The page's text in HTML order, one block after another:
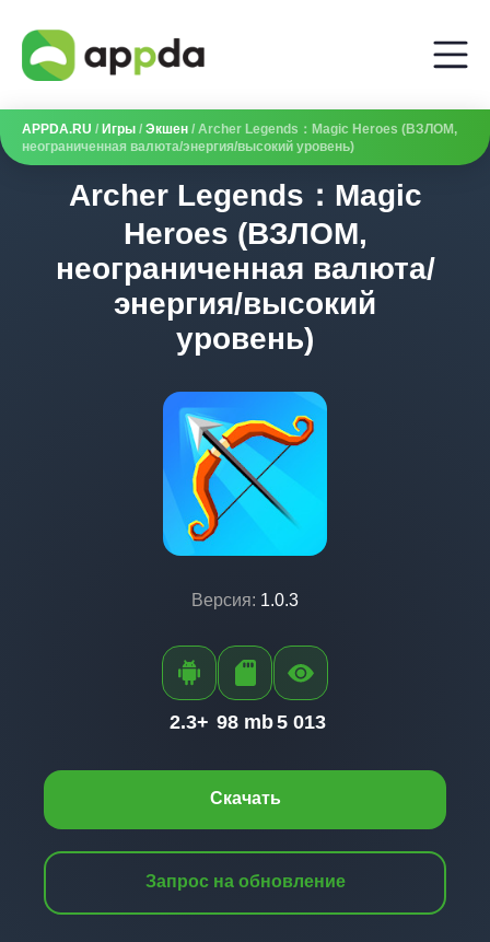
APPDA.RU / Игры / Экшен / Archer Legends：Magic Heroes (ВЗЛОМ,
неограниченная валюта/энергия/высокий уровень)
Archer Legends：Magic
Heroes (ВЗЛОМ,
неограниченная валюта/
энергия/высокий
уровень)
Версия: 1.0.3
Скачать
Запрос на обновление
2.3+ 98 mb5 013